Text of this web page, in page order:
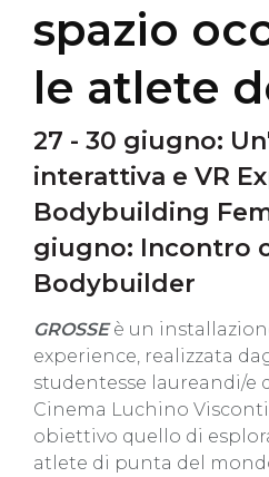
spazio
le atlete
27 - 30 giugno:
interattiva e VR
Bodybuilding
giugno: Incontro
Bodybuilder
GROSSEè un
experience, realizzata
studentesse laureandi/e
Cinema Luchino
obiettivo quello di
atlete di punta del